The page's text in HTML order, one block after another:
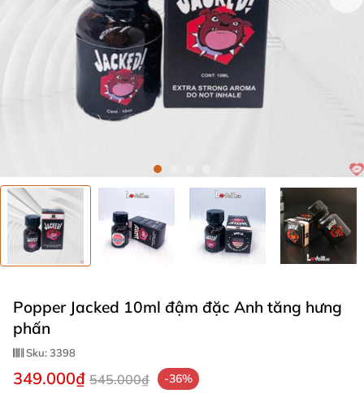
Popper Jacked 10ml đậm đặc Anh tăng hưng
phấn
Sku:3398
349.000₫ 545.000₫ -36%